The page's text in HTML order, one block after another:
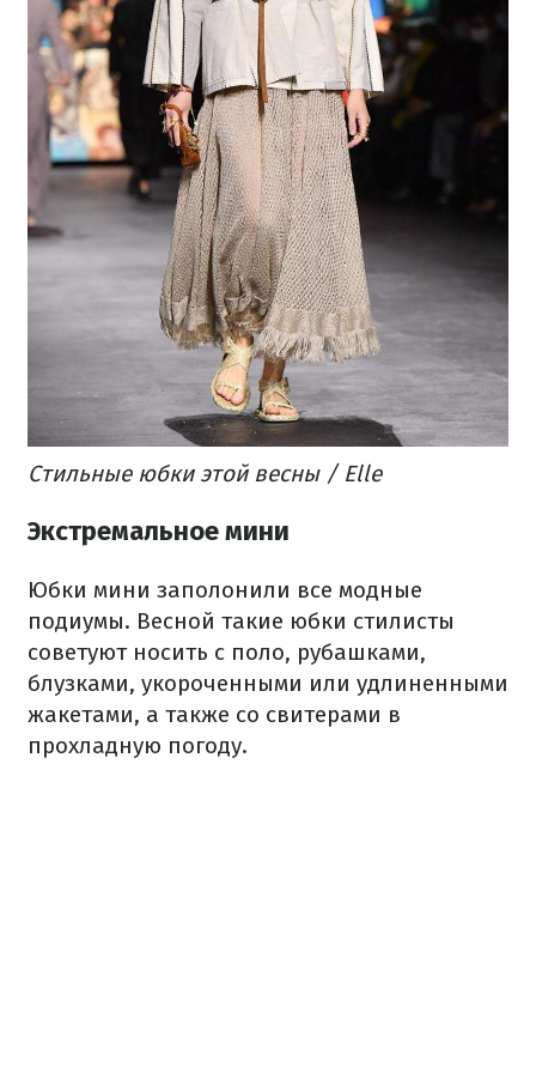
Стильные юбки этой весны / Elle
Экстремальное мини
Юбки мини заполонили все модные
подиумы. Весной такие юбки стилисты
советуют носить с поло, рубашками,
блузками, укороченными или удлиненными
жакетами, а также со свитерами в
прохладную погоду.